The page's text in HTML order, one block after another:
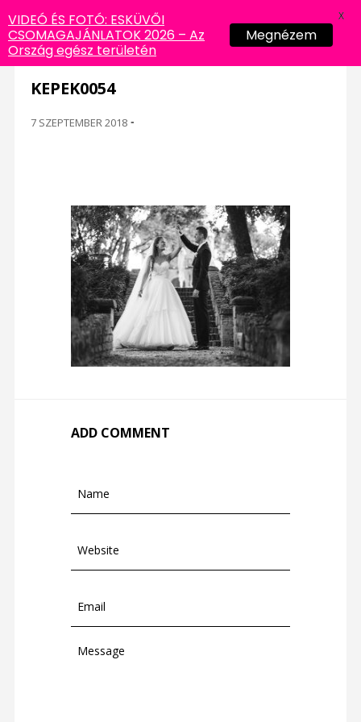
KEPEK0054
7 SZEPTEMBER 2018 -
ADD COMMENT
VIDEÓ ÉS FOTÓ: ESKÜVŐI
CSOMAGAJÁNLATOK 2026 – Az
Ország egész területén
Megnézem
X